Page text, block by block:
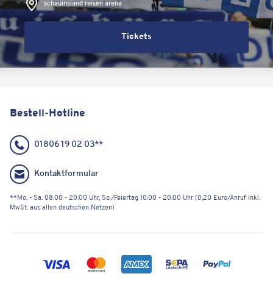
schauinsland reisen arena
Tickets
Bestell-Hotline
01806 19 02 03**
Kontaktformular
**Mo. - Sa. 08:00 - 20:00 Uhr, So./Feiertag 10:00 - 20:00 Uhr (0,20 Euro/Anruf inkl.
MwSt. aus allen deutschen Netzen)